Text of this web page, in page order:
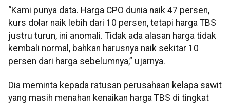
“Kami punya data. Harga CPO dunia naik 47 persen,
kurs dolar naik lebih dari 10 persen, tetapi harga TBS
justru turun, ini anomali. Tidak ada alasan harga tidak
kembali normal, bahkan harusnya naik sekitar 10
persen dari harga sebelumnya,” ujarnya.
Dia meminta kepada ratusan perusahaan kelapa sawit
yang masih menahan kenaikan harga TBS di tingkat